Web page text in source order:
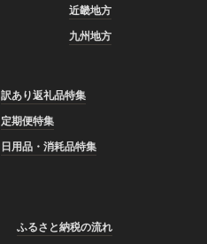
近畿地方
九州地方
訳あり返礼品特集
定期便特集
日用品・消耗品特集
ふるさと納税の流れ